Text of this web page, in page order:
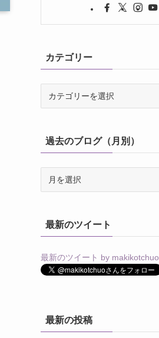
カテゴリー
ー過去のブログ（月別）
ロ
グ
別）
最新のツイート
最新のツイート by makikotchuo
最新の投稿